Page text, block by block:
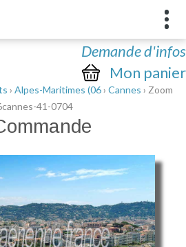
Demande d'infos
Mon panier
› Alpes-Maritimes (06› Cannes › Zoom
41-0704